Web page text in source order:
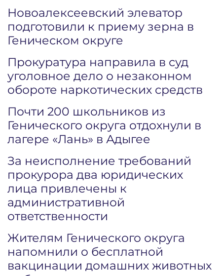
Новоалексеевский элеватор
подготовили к приему зерна в
Геническом округе
Прокуратура направила в суд
уголовное дело о незаконном
обороте наркотических средств
Почти 200 школьников из
Генического округа отдохнули в
лагере «Лань» в Адыгее
За неисполнение требований
прокурора два юридических
лица привлечены к
административной
ответственности
Жителям Генического округа
напомнили о бесплатной
вакцинации домашних животных